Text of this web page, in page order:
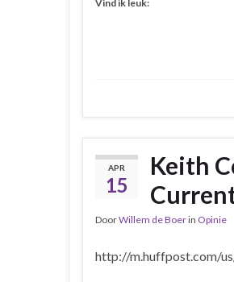
Vind ik leuk:
APR
15
Keith
DoorWillem de Boerin Opinie
http://m.huffpost.com/